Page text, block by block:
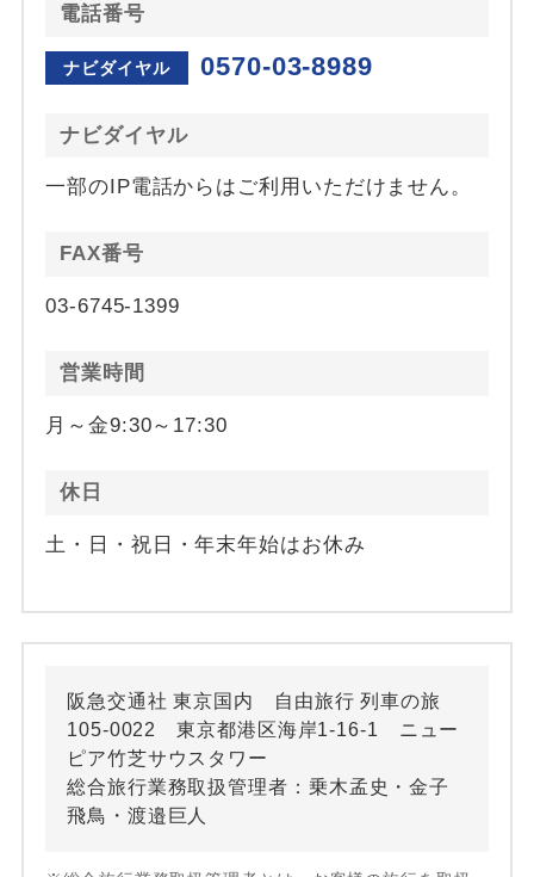
電話番号
ナビダイヤル 0570-03-8989
ナビダイヤル
一部のIP電話からはご利用いただけません。
FAX番号
03-6745-1399
営業時間
月～金9:30～17:30
休日
土・日・祝日・年末年始はお休み
阪急交通社 東京国内 自由旅行 列車の旅
105-0022 東京都港区海岸1-16-1 ニュー
ピア竹芝サウスタワー
総合旅行業務取扱管理者：乗木孟史・金子
飛鳥・渡邉巨人